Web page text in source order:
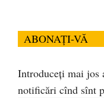
ABONAȚI-VĂ
Introduceți mai jos
notificări cînd sînt